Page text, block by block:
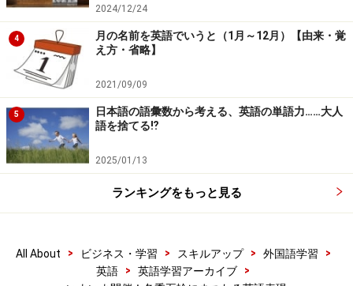
スキーやスケートと一緒で、-ing形を取りますので、
snowboadingと言います。Halfpipe competition で「ハ
ーフパイプ競技」
です。十代の選手の活躍が期待されま
すね。
6. スピードスケート：Speed skating
スケートは-ing形を取りますので、speed skatingになり
ます。Speed skaterで「
意味です。日本人選手団のユニフォームは、世界中の選
手がうらやむような超科学的なものだとか。
7. カーリング：Curling
a women's curling teamで 「女子カーリングチーム」
2024/12/24
4
月の名前を英語でいうと（1月～12月）【由来・覚
え方・省略】
2021/09/09
5
日本語の語彙数から考える、英語の単語力……大人
語を捨てる⁉
2025/01/13
ランキングをもっと見る
All About > ビジネス・学習 > スキルアップ > 外国語学習
>
英語
> 英語学習アーカイブ
>